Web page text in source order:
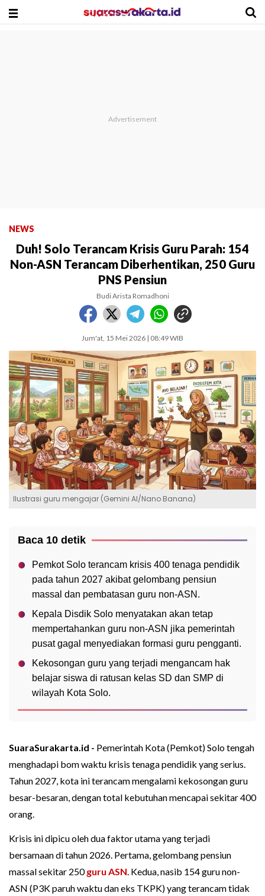
NEWS
Duh! Solo Terancam Krisis Guru Parah: 154
Non-ASN Terancam Diberhentikan, 250 Guru
PNS Pensiun
Budi Arista Romadhoni
Jum'at, 15 Mei 2026 | 08:49 WIB
Ilustrasi guru mengajar (Gemini AI/Nano Banana)
Baca 10 detik
Pemkot Solo terancam krisis 400 tenaga pendidik
pada tahun 2027 akibat gelombang pensiun
massal dan pembatasan guru non-ASN.
Kepala Disdik Solo menyatakan akan tetap
mempertahankan guru non-ASN jika pemerintah
pusat gagal menyediakan formasi guru pengganti.
Kekosongan guru yang terjadi mengancam hak
belajar siswa di ratusan kelas SD dan SMP di
wilayah Kota Solo.
SuaraSurakarta.id - Pemerintah Kota (Pemkot) Solo tengah
menghadapi bom waktu krisis tenaga pendidik yang serius.
Tahun 2027, kota ini terancam mengalami kekosongan guru
besar-besaran, dengan total kebutuhan mencapai sekitar 400
orang.
Krisis ini dipicu oleh dua faktor utama yang terjadi
bersamaan di tahun 2026. Pertama, gelombang pensiun
massal sekitar 250guru ASN. Kedua, nasib 154 guru non-
ASN (P3K paruh waktu dan eks TKPK) yang terancam tidak